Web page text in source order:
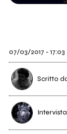
07/03/2017 - 17:03
Scritto